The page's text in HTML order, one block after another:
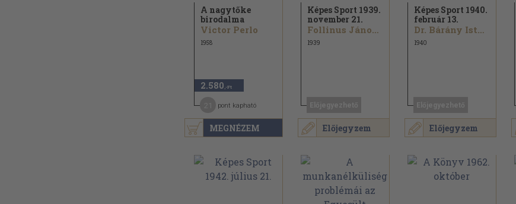
MEGNÉZEM
A nagytőke
birodalma
Victor Perlo
1958
2.580 ,-Ft
pont kapható
Előjegyzem
Képes Sport 1939.
november 21.
Follinus János...
1939
Előjegyzem
Képes Sport 1940.
február 13.
Dr. Bárány István...
1940